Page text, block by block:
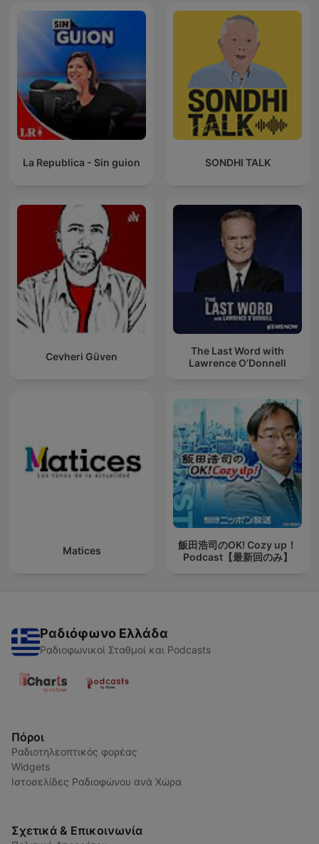
La Republica - Sin guion SONDHI TALK
Cevheri Güven
The Last Word with
Lawrence O’Donnell
Matices
飯田浩司のOK! Cozy up！
Podcast【最新回のみ】
Ραδιόφωνο Ελλάδα
Ραδιοφωνικοί Σταθμοί και Podcasts
Πόροι
Ραδιοτηλεοπτικός φορέας
Widgets
Ιστοσελίδες Ραδιοφώνου ανά Χώρα
Σχετικά & Επικοινωνία